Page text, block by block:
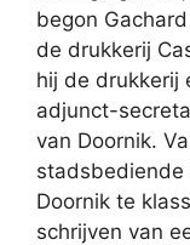
begon
de drukkerij
hij de drukkerij
adjunct-
van Doornik.
stadsbediende
Doornik te
schrijven van